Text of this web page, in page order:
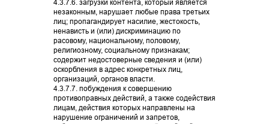
4.3.7.6. загрузки контента, который является
незаконным, нарушает любые права третьих
лиц; пропагандирует насилие, жестокость,
ненависть и (или) дискриминацию по
расовому, национальному, половому,
религиозному, социальному признакам;
содержит недостоверные сведения и (или)
оскорбления в адрес конкретных лиц,
организаций, органов власти.
4.3.7.7. побуждения к совершению
противоправных действий, а также содействия
лицам, действия которых направлены на
нарушение ограничений и запретов,